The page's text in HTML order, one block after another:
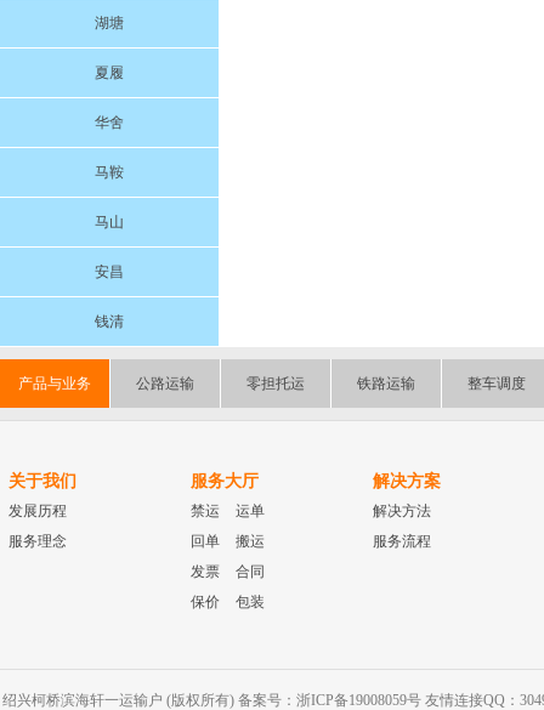
湖塘
夏履
华舍
马鞍
马山
安昌
钱清
产品与业务 公路运输 零担托运 铁路运输 整车调度
关于我们
发展历程
服务理念
服务大厅
禁运
运单
回单
搬运
发票
合同
保价
包装
解决方案
解决方法
服务流程
绍兴柯桥滨海轩一运输户 (版权所有) 备案号：浙ICP备19008059号 友情连接QQ：